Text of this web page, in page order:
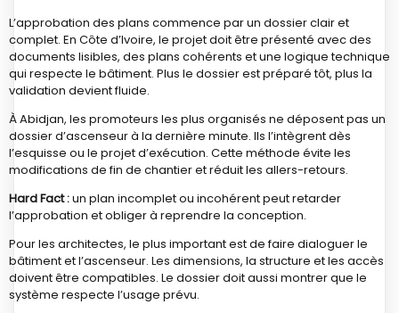
L’approbation des plans commence par un dossier clair et
complet. En Côte d’Ivoire, le projet doit être présenté avec des
documents lisibles, des plans cohérents et une logique technique
qui respecte le bâtiment. Plus le dossier est préparé tôt, plus la
validation devient fluide.
À Abidjan, les promoteurs les plus organisés ne déposent pas un
dossier d’ascenseur à la dernière minute. Ils l’intègrent dès
l’esquisse ou le projet d’exécution. Cette méthode évite les
modifications de fin de chantier et réduit les allers-retours.
Hard Fact :un plan incomplet ou incohérent peut retarder
l’approbation et obliger à reprendre la conception.
Pour les architectes, le plus important est de faire dialoguer le
bâtiment et l’ascenseur. Les dimensions, la structure et les accès
doivent être compatibles. Le dossier doit aussi montrer que le
système respecte l’usage prévu.